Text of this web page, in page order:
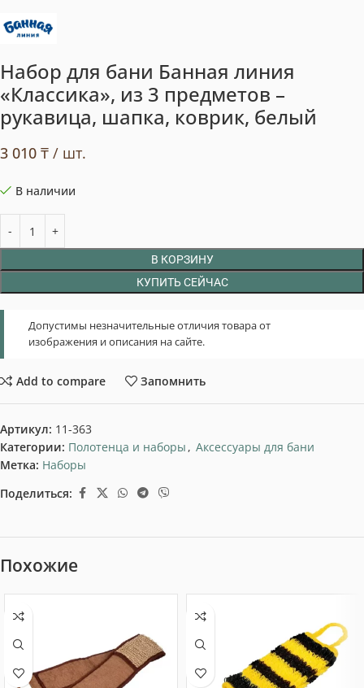
Набор для бани Банная линия
«Классика», из 3 предметов –
рукавица, шапка, коврик, белый
3 010 ₸ / шт.
В наличии
В КОРЗИНУ
КУПИТЬ СЕЙЧАС
Допустимы незначительные отличия товара от
изображения и описания на сайте.
Add to compare Запомнить
Артикул: 11-363
Категории: Полотенца и наборы , Аксессуары для бани
Метка: Наборы
Поделиться:
Похожие